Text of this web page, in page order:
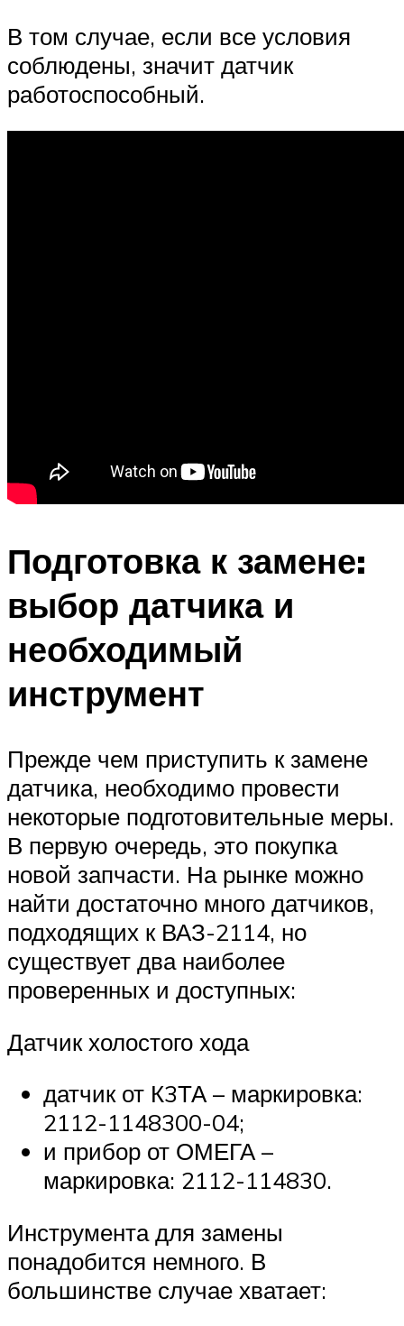
В том случае, если все условия
соблюдены, значит датчик
работоспособный.
Подготовка к замене:
выбор датчика и
необходимый
инструмент
Прежде чем приступить к замене
датчика, необходимо провести
некоторые подготовительные меры.
В первую очередь, это покупка
новой запчасти. На рынке можно
найти достаточно много датчиков,
подходящих к ВАЗ-2114, но
существует два наиболее
проверенных и доступных:
Датчик холостого хода
датчик от К3ТА – маркировка:
2112-1148300-04;
и прибор от ОМЕГА –
маркировка: 2112-114830.
Инструмента для замены
понадобится немного. В
большинстве случае хватает: